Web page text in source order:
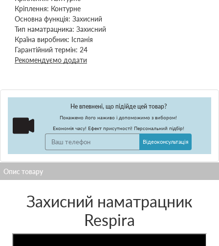
Кріплення: Контурне
Основна функція: Захисний
Тип наматрацника: Захисний
Країна виробник: Іспанія
Гарантійний термін: 24
Рекомендуємо додати
Не впевнені, що підійде цей товар?
Покажемо його наживо і допоможимо з вибором!
Економія часу! Ефект присутності! Персональний підбір!
Відеоконсультація
Захисний наматрацник
Respirа